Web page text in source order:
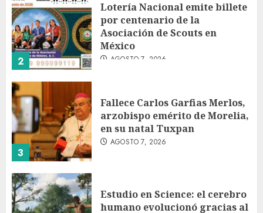
2
Lotería Nacional emite billete
por centenario de la
Asociación de Scouts en
México
AGOSTO 7, 2026
3
Fallece Carlos Garfias Merlos,
arzobispo emérito de Morelia,
en su natal Tuxpan
AGOSTO 7, 2026
Estudio en Science: el cerebro
humano evolucionó gracias al